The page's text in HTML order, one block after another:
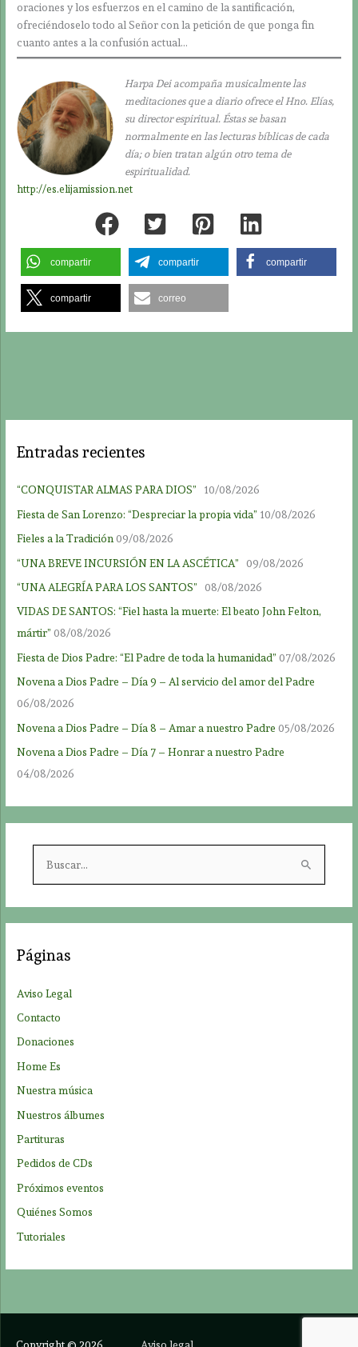
oraciones y los esfuerzos en el camino de la santificación,
ofreciéndoselo todo al Señor con la petición de que ponga fin
cuanto antes a la confusión actual…
Harpa Dei acompaña musicalmente las
meditaciones que a diario ofrece el Hno. Elías,
su director espiritual. Éstas se basan
normalmente en las lecturas bíblicas de cada
día; o bien tratan algún otro tema de
espiritualidad.
http://es.elijamission.net
compartir compartir compartir
compartir correo
Entradas recientes
“CONQUISTAR ALMAS PARA DIOS”
10/08/2026
Fiesta de San Lorenzo: “Despreciar la propia vida” 10/08/2026
Fieles a la Tradición 09/08/2026
“UNA BREVE INCURSIÓN EN LA ASCÉTICA”
09/08/2026
“UNA ALEGRÍA PARA LOS SANTOS”
08/08/2026
VIDAS DE SANTOS: “Fiel hasta la muerte: El beato John Felton,
mártir” 08/08/2026
Fiesta de Dios Padre: “El Padre de toda la humanidad” 07/08/2026
Novena a Dios Padre – Día 9 – Al servicio del amor del Padre
06/08/2026
Novena a Dios Padre – Día 8 – Amar a nuestro Padre 05/08/2026
Novena a Dios Padre – Día 7 – Honrar a nuestro Padre
04/08/2026
c
r
:
Páginas
Aviso Legal
Contacto
Donaciones
Home Es
Nuestra música
Nuestros álbumes
Partituras
Pedidos de CDs
Próximos eventos
Quiénes Somos
Tutoriales